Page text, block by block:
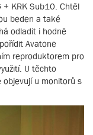
+ KRK Sub10. Chtěl
beden a také
odladit i hodně
Avatone
reproduktorem pro
U těchto
u monitorů s